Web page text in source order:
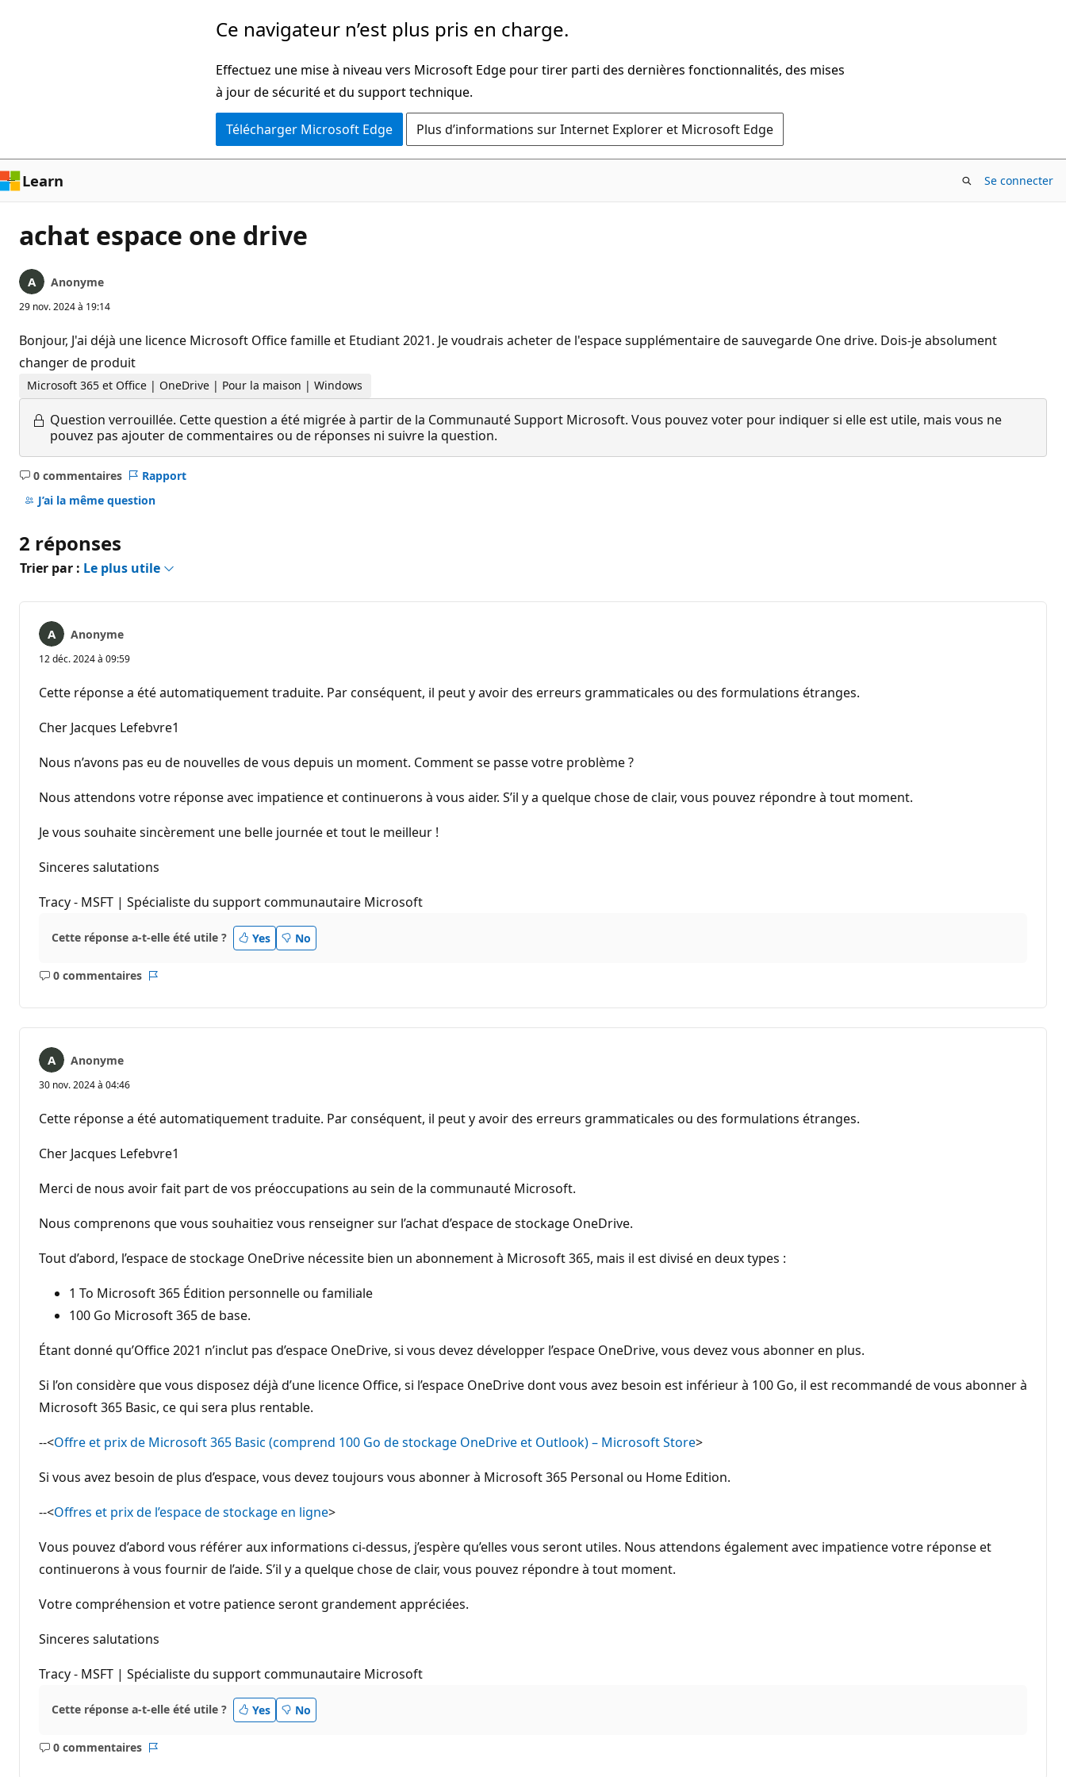
Ce navigateur n’est plus pris en charge.
Effectuez une mise à niveau vers Microsoft Edge pour tirer parti des dernières fonctionnalités, des mises
à jour de sécurité et du support technique.
Télécharger Microsoft Edge Plus d’informations sur Internet Explorer et Microsoft Edge
Learn Se connecter
achat espace one drive
Anonyme
29 nov. 2024 à 19:14
Bonjour, J'ai déjà une licence Microsoft Office famille et Etudiant 2021. Je voudrais acheter de l'espace supplémentaire de sauvegarde One drive. Dois-je absolument
changer de produit
Microsoft 365 et Office | OneDrive | Pour la maison | Windows
Question verrouillée. Cette question a été migrée à partir de la Communauté Support Microsoft. Vous pouvez voter pour indiquer si elle est utile, mais vous ne
pouvez pas ajouter de commentaires ou de réponses ni suivre la question.
0 commentaires
Aucun
commentaire
Rapport
J’ai la même question
2 réponses
Trier par : Le plus utile
Anonyme
12 déc. 2024 à 09:59
Cette réponse a été automatiquement traduite. Par conséquent, il peut y avoir des erreurs grammaticales ou des formulations étranges.
Cher Jacques Lefebvre1
Nous n’avons pas eu de nouvelles de vous depuis un moment. Comment se passe votre problème ?
Nous attendons votre réponse avec impatience et continuerons à vous aider. S’il y a quelque chose de clair, vous pouvez répondre à tout moment.
Je vous souhaite sincèrement une belle journée et tout le meilleur !
Sinceres salutations
Tracy - MSFT | Spécialiste du support communautaire Microsoft
Cette réponse a-t-elle été utile ? Yes No
0 commentaires
Aucun
Anonyme
30 nov. 2024 à 04:46
Cette réponse a été automatiquement traduite. Par conséquent, il peut y avoir des erreurs grammaticales ou des formulations étranges.
Cher Jacques Lefebvre1
Merci de nous avoir fait part de vos préoccupations au sein de la communauté Microsoft.
Nous comprenons que vous souhaitiez vous renseigner sur l’achat d’espace de stockage OneDrive.
Tout d’abord, l’espace de stockage OneDrive nécessite bien un abonnement à Microsoft 365, mais il est divisé en deux types :
1 To Microsoft 365 Édition personnelle ou familiale
100 Go Microsoft 365 de base.
Étant donné qu’Office 2021 n’inclut pas d’espace OneDrive, si vous devez développer l’espace OneDrive, vous devez vous abonner en plus.
Si l’on considère que vous disposez déjà d’une licence Office, si l’espace OneDrive dont vous avez besoin est inférieur à 100 Go, il est recommandé de vous abonner à
Microsoft 365 Basic, ce qui sera plus rentable.
--<Offre et prix de Microsoft 365 Basic (comprend 100 Go de stockage OneDrive et Outlook) – Microsoft Store>
Si vous avez besoin de plus d’espace, vous devez toujours vous abonner à Microsoft 365 Personal ou Home Edition.
--<Offres et prix de l’espace de stockage en ligne>
Vous pouvez d’abord vous référer aux informations ci-dessus, j’espère qu’elles vous seront utiles. Nous attendons également avec impatience votre réponse et
continuerons à vous fournir de l’aide. S’il y a quelque chose de clair, vous pouvez répondre à tout moment.
Votre compréhension et votre patience seront grandement appréciées.
Sinceres salutations
Tracy - MSFT | Spécialiste du support communautaire Microsoft
Cette réponse a-t-elle été utile ? Yes No
0 commentaires
Aucun